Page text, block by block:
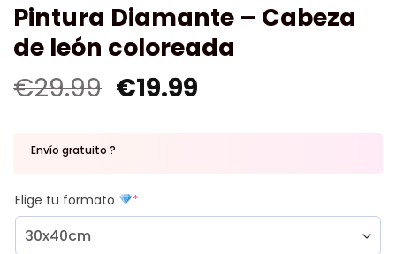
Pintura Diamante – Cabeza
de león coloreada
€29.99 €19.99
Envío gratuito ?
Elige tu formato *